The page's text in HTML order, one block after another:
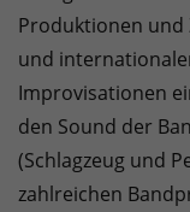
Produktionen
und
Improvisationen
den Sound der
(Schlagzeug und
zahlreichen